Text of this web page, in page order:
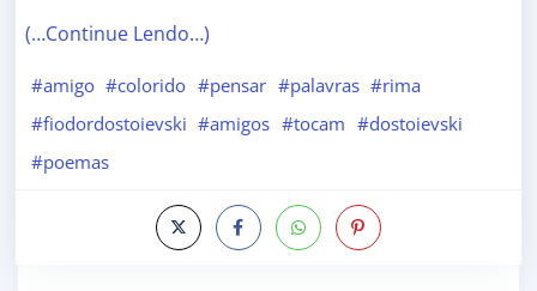
(…Continue Lendo…)
#amigo #colorido #pensar #palavras #rima
#fiodordostoievski #amigos #tocam #dostoievski
#poemas